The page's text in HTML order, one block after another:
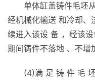
单体缸盖铸件毛坯
经机械化输送 和冷却、
续进入该设 备 ，经该
期间铸件不落地 、不增
(4)满 足 铸 件 毛